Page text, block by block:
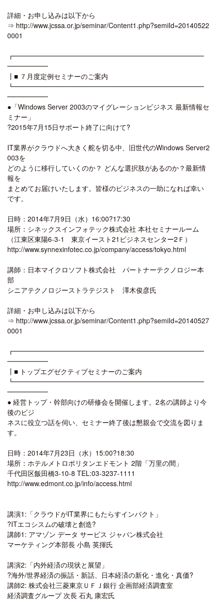
詳細・お申し込みは以下から
⇒ http://www.jcssa.or.jp/seminar/Content1.php?semiId=20140522
0001
┏━━━━━━━━━━━━━━━━━━━━━━━━━━━━
━━━━━━
┃■ ７月度定例セミナーのご案内
┗━━━━━━━━━━━━━━━━━━━━━━━━━━━━
━━━━━━
●「Windows Server 2003のマイグレーションビジネス 最新情報セ
ミナー」
?2015年7月15日サポート終了に向けて?
IT業界がクラウドへ大きく舵を切る中、旧世代のWindows Server2
003を
どのように移行していくのか？ どんな選択肢があるのか？最新情
報を
まとめてお届けいたします。皆様のビジネスの一助になれば幸い
です。
日時：2014年7月9日（水）16:00?17:30
場所：シネックスインフォテック株式会社 本社セミナールーム
（江東区東陽6-3-1 東京イースト21ビジネスセンター2Ｆ）
http://www.synnexinfotec.co.jp/company/access/tokyo.html
講師：日本マイクロソフト株式会社 パートナーテクノロジー本
部
シニアテクノロジーストラテジスト 澤木俊彦氏
詳細・お申し込みは以下から
⇒ http://www.jcssa.or.jp/seminar/Content1.php?semiId=20140527
0001
┏━━━━━━━━━━━━━━━━━━━━━━━━━━━━
━━━━━━
┃■ トップエグゼクティブセミナーのご案内
┗━━━━━━━━━━━━━━━━━━━━━━━━━━━━
━━━━━━
● 経営トップ・幹部向けの研修会を開催します。2名の講師より今
後のビジ
ネスに役立つ話を伺い、セミナー終了後は懇親会で交流を図りま
す。
日時：2014年7月23日（水）15:00?18:30
場所：ホテルメトロポリタンエドモント 2階「万里の間」
千代田区飯田橋3-10-8 TEL:03-3237-1111
http://www.edmont.co.jp/info/access.html
講演1:「クラウドがIT業界にもたらすインパクト」
?ITエコシスムの破壊と創造?
講師1: アマゾン データ サービス ジャパン株式会社
マーケティング本部長 小島 英揮氏
講演2:「内外経済の現状と展望」
?海外/世界経済の振話・新話、日本経済の新化・進化・真価?
講師2: 株式会社三菱東京ＵＦＪ銀行 企画部経済調査室
経済調査グループ 次長 石丸 康宏氏